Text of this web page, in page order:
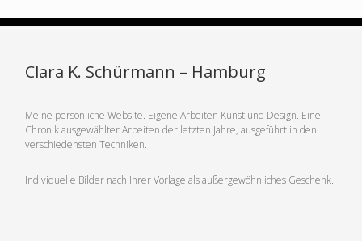
Clara K. Schürmann – Hamburg
Meine persönliche Website. Eigene Arbeiten Kunst und Design. Eine
Chronik ausgewählter Arbeiten der letzten Jahre, ausgeführt in den
verschiedensten Techniken.
Individuelle Bilder nach Ihrer Vorlage als außergewöhnliches Geschenk.